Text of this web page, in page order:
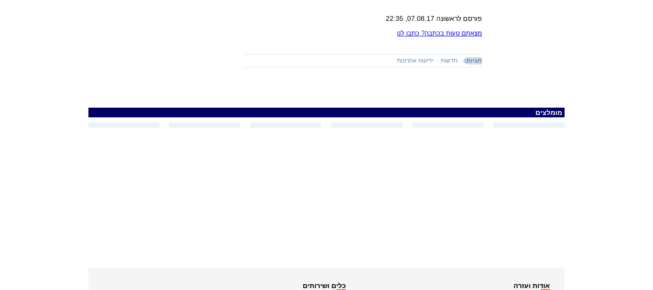
פורסם לראשונה 07.08.17, 22:35
מצאתם טעות בכתבה? כתבו לנו
תגיות: חדשות ידיעות אחרונות
מומלצים
אודות ועזרה כלים ושירותים